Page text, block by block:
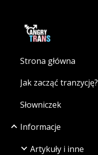
Strona główna
Jak zacząć tranzycję?
Słowniczek
Informacje
Artykuły i inne